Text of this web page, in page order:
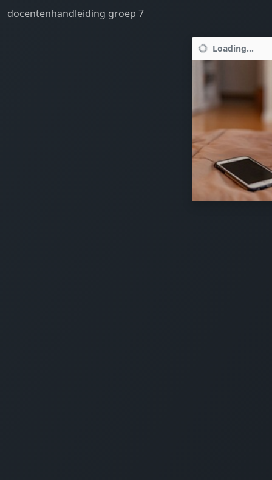
docentenhandleiding groep 7
Loading...